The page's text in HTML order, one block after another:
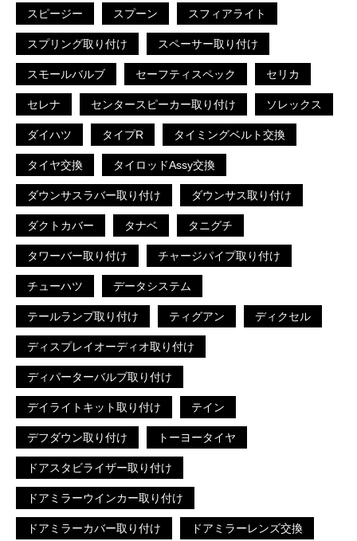
スピージー スプーン スフィアライト
スプリング取り付け スペーサー取り付け
スモールバルブ セーフティスペック セリカ
セレナ センタースピーカー取り付け ソレックス
ダイハツ タイプR タイミングベルト交換
タイヤ交換 タイロッドAssy交換
ダウンサスラバー取り付け ダウンサス取り付け
ダクトカバー タナベ タニグチ
タワーバー取り付け チャージパイプ取り付け
チューハツ データシステム
テールランプ取り付け ティグアン ディクセル
ディスプレイオーディオ取り付け
ディパーターバルブ取り付け
デイライトキット取り付け テイン
デフダウン取り付け トーヨータイヤ
ドアスタビライザー取り付け
ドアミラーウインカー取り付け
ドアミラーカバー取り付け ドアミラーレンズ交換